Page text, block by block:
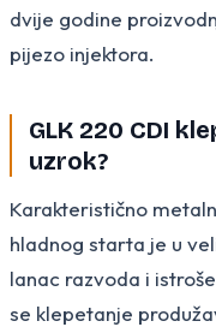
dvije godine
pijezo injektora.
GLK 220 CDI
uzrok?
Karakteristično
hladnog starta je u
lanac razvoda i
se klepetanje